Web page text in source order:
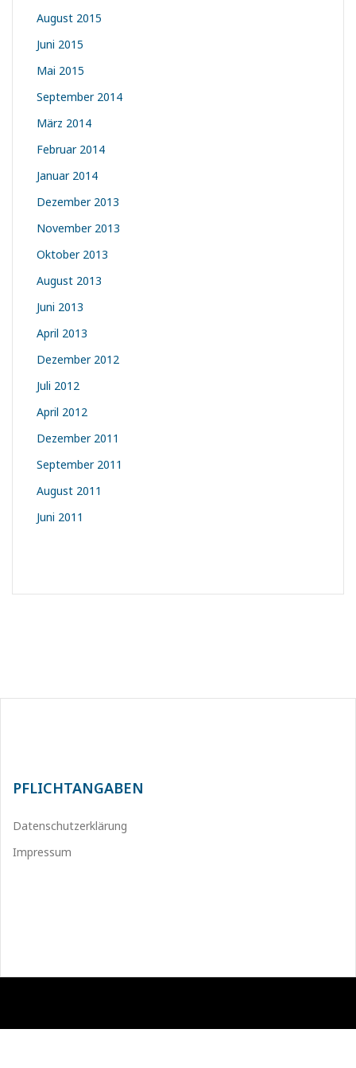
August 2015
Juni 2015
Mai 2015
September 2014
März 2014
Februar 2014
Januar 2014
Dezember 2013
November 2013
Oktober 2013
August 2013
Juni 2013
April 2013
Dezember 2012
Juli 2012
April 2012
Dezember 2011
September 2011
August 2011
Juni 2011
PFLICHTANGABEN
Datenschutzerklärung
Impressum